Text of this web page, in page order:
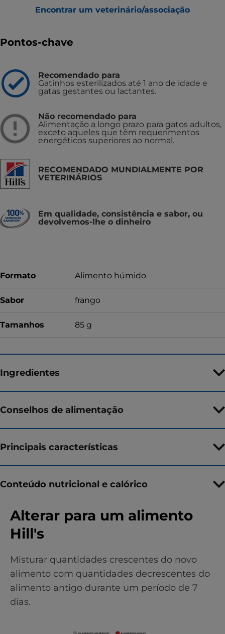
Encontrar um veterinário/associação
Pontos-chave
Recomendado para
Gatinhos esterilizados até 1 ano de idade e
gatas gestantes ou lactantes.
Não recomendado para
Alimentação a longo prazo para gatos adultos,
exceto aqueles que têm requerimentos
energéticos superiores ao normal.
RECOMENDADO MUNDIALMENTE POR
VETERINÁRIOS
Em qualidade, consistência e sabor, ou
devolvemos-lhe o dinheiro
Formato Alimento húmido
Sabor frango
Tamanhos 85 g
Ingredientes
Conselhos de alimentação
Principais características
Conteúdo nutricional e calórico
Alterar para um alimento
Hill's
Misturar quantidades crescentes do novo
alimento com quantidades decrescentes do
alimento antigo durante um período de 7
dias.